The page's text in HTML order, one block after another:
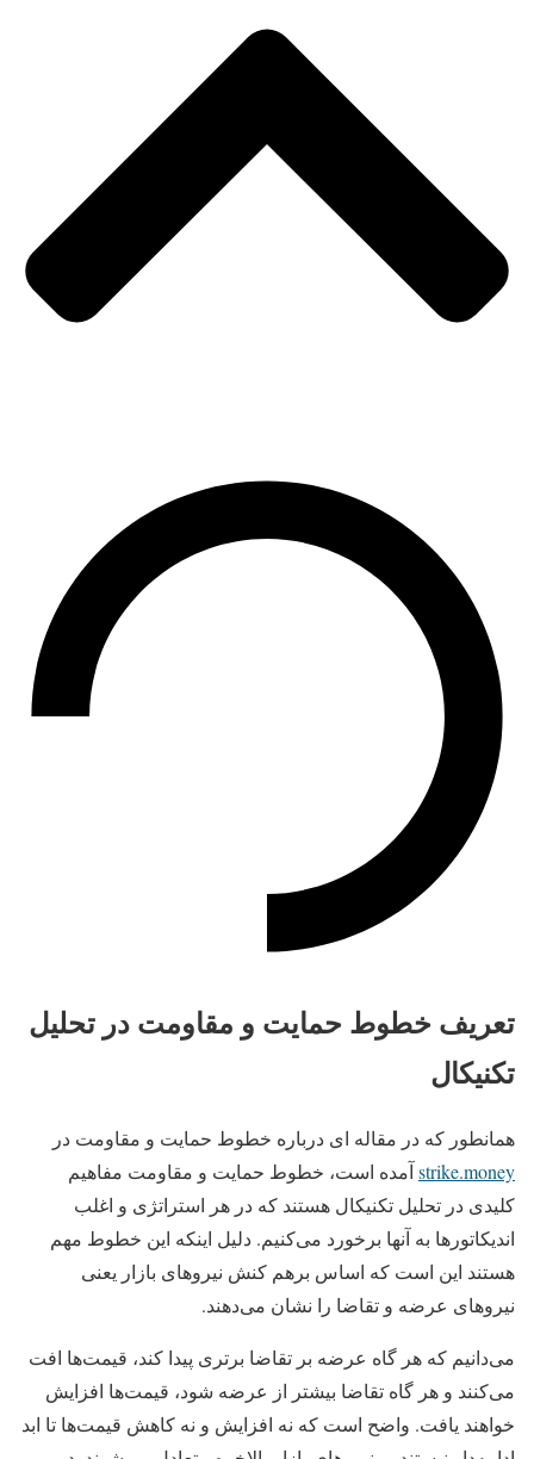
تعریف خطوط حمایت و مقاومت در تحلیل
تکنیکال
همانطور که در مقاله ای درباره خطوط حمایت و مقاومت در
strike.moneyآمده است، خطوط حمایت و مقاومت مفاهیم
کلیدی در تحلیل تکنیکال هستند که در هر استراتژی و اغلب
‌‌اندیکاتورها به آنها برخورد می‌کنیم. دلیل اینکه این خطوط مهم
هستند این است که اساس برهم کنش نیروهای بازار یعنی
نیروهای عرضه و تقاضا را نشان می‌دهند.
می‌دانیم که هر گاه عرضه بر تقاضا برتری پیدا کند، قیمت‌ها افت
می‌کنند و هر گاه تقاضا بیشتر از عرضه شود، قیمت‌ها افزایش
خواهند یافت. واضح است که نه افزایش و نه کاهش قیمت‌ها تا ابد